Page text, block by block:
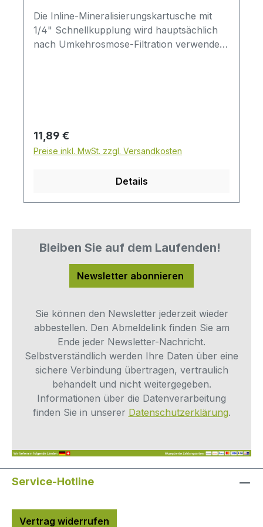
Die Inline-Mineralisierungskartusche mit
1/4" Schnellkupplung wird hauptsächlich
nach Umkehrosmose-Filtration verwendet
Regulärer Preis:
11,89 €
Preise inkl. MwSt. zzgl. Versandkosten
Details
Bleiben Sie auf dem Laufenden!
Newsletter abonnieren
Sie können den Newsletter jederzeit wieder
abbestellen. Den Abmeldelink finden Sie am
Ende jeder Newsletter-Nachricht.
Selbstverständlich werden Ihre Daten über eine
sichere Verbindung übertragen, vertraulich
behandelt und nicht weitergegeben.
Informationen über die Datenverarbeitung
finden Sie in unserer Datenschutzerklärung.
Service-Hotline
Vertrag widerrufen